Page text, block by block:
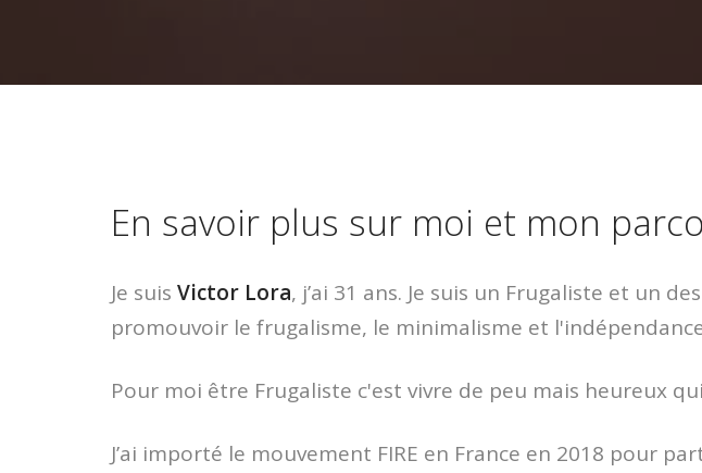
En savoir plus sur moi et mon
Je suis Victor Lora, j’ai 31 ans. Je suis un Frugaliste et un
promouvoir le frugalisme, le minimalisme et
Pour moi être Frugaliste c'est vivre de peu mais heureux
J’ai importé le mouvement FIRE en France en 2018 pour